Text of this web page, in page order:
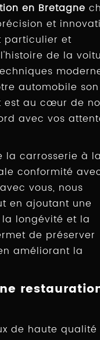
en Bretagne
et
particulier et
de la
automobile son
est au cœur de
avec vos
la carrosserie à la
conformité
vous, nous
en ajoutant une
longévité et la
de préserver
améliorant la
de haute qualité